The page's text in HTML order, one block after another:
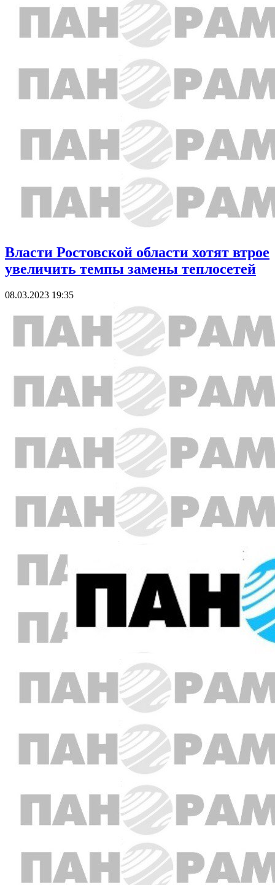
Власти Ростовской области хотят втрое
увеличить темпы замены теплосетей
08.03.2023 19:35